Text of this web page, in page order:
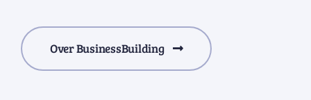
Over BusinessBuilding